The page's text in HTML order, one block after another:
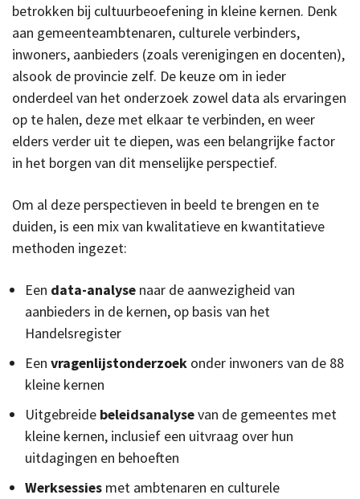
betrokken bij cultuurbeoefening in kleine kernen. Denk
aan gemeenteambtenaren, culturele verbinders,
inwoners, aanbieders (zoals verenigingen en docenten),
alsook de provincie zelf. De keuze om in ieder
onderdeel van het onderzoek zowel data als ervaringen
op te halen, deze met elkaar te verbinden, en weer
elders verder uit te diepen, was een belangrijke factor
in het borgen van dit menselijke perspectief.
Om al deze perspectieven in beeld te brengen en te
duiden, is een mix van kwalitatieve en kwantitatieve
methoden ingezet:
Een data-analyse naar de aanwezigheid van
aanbieders in de kernen, op basis van het
Handelsregister
Een vragenlijstonderzoek onder inwoners van de 88
kleine kernen
Uitgebreide beleidsanalysevan de gemeentes met
kleine kernen, inclusief een uitvraag over hun
uitdagingen en behoeften
Werksessies met ambtenaren en culturele